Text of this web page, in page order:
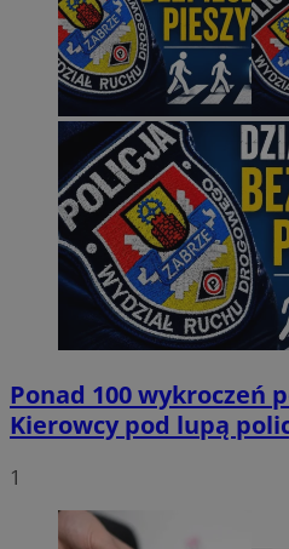
Ponad 100 wykroczeń
Kierowcy pod lupą
1